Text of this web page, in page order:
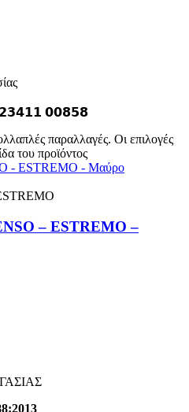
𝟮𝟯𝟰𝟭𝟭 𝟬𝟬𝟴𝟱𝟴
παραλλαγές. Οι επιλογές
του προϊόντος
– ESTREMO –